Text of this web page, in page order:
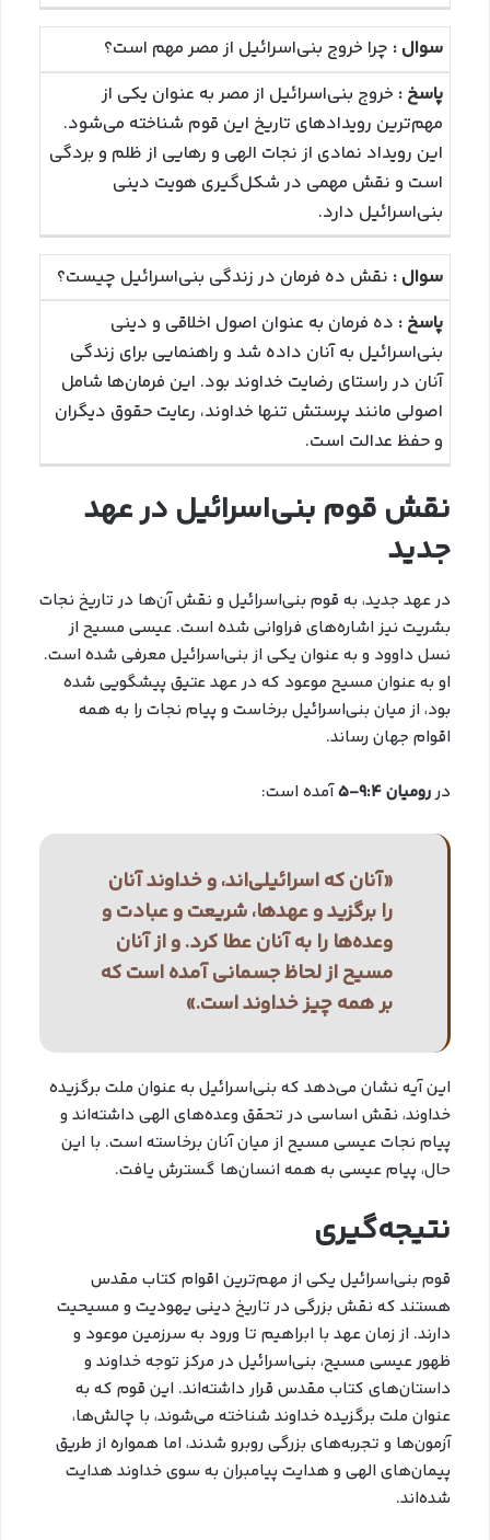
چرا خروج بنی‌اسرائیل از مصر مهم است؟
خروج بنی‌اسرائیل از مصر به عنوان یکی از
مهم‌ترین رویدادهای تاریخ این قوم شناخته می‌شود.
این رویداد نمادی از نجات الهی و رهایی از ظلم و بردگی
است و نقش مهمی در شکل‌گیری هویت دینی
بنی‌اسرائیل دارد.
نقش ده فرمان در زندگی بنی‌اسرائیل چیست؟
ده فرمان به عنوان اصول اخلاقی و دینی
بنی‌اسرائیل به آنان داده شد و راهنمایی برای زندگی
آنان در راستای رضایت خداوند بود. این فرمان‌ها شامل
اصولی مانند پرستش تنها خداوند، رعایت حقوق دیگران
و حفظ عدالت است.
نقش قوم بنی‌اسرائیل در عهد
جدید
در عهد جدید، به قوم بنی‌اسرائیل و نقش آن‌ها در تاریخ نجات
بشریت نیز اشاره‌های فراوانی شده است. عیسی مسیح از
نسل داوود و به عنوان یکی از بنی‌اسرائیل معرفی شده است.
او به عنوان مسیح موعود که در عهد عتیق پیشگویی شده
بود، از میان بنی‌اسرائیل برخاست و پیام نجات را به همه
اقوام جهان رساند.
دررومیان 9:4-5 آمده است:
«آنان که اسرائیلی‌اند، و خداوند آنان
را برگزید و عهدها، شریعت و عبادت و
وعده‌ها را به آنان عطا کرد. و از آنان
مسیح از لحاظ جسمانی آمده است که
بر همه چیز خداوند است.»
این آیه نشان می‌دهد که بنی‌اسرائیل به عنوان ملت برگزیده
خداوند، نقش اساسی در تحقق وعده‌های الهی داشته‌اند و
پیام نجات عیسی مسیح از میان آنان برخاسته است. با این
حال، پیام عیسی به همه انسان‌ها گسترش یافت.
نتیجه‌گیری
قوم بنی‌اسرائیل یکی از مهم‌ترین اقوام کتاب مقدس
هستند که نقش بزرگی در تاریخ دینی یهودیت و مسیحیت
دارند. از زمان عهد با ابراهیم تا ورود به سرزمین موعود و
ظهور عیسی مسیح، بنی‌اسرائیل در مرکز توجه خداوند و
داستان‌های کتاب مقدس قرار داشته‌اند. این قوم که به
عنوان ملت برگزیده خداوند شناخته می‌شوند، با چالش‌ها،
آزمون‌ها و تجربه‌های بزرگی روبرو شدند، اما همواره از طریق
پیمان‌های الهی و هدایت پیامبران به سوی خداوند هدایت
شده‌اند.